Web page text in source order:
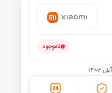
ناموجود